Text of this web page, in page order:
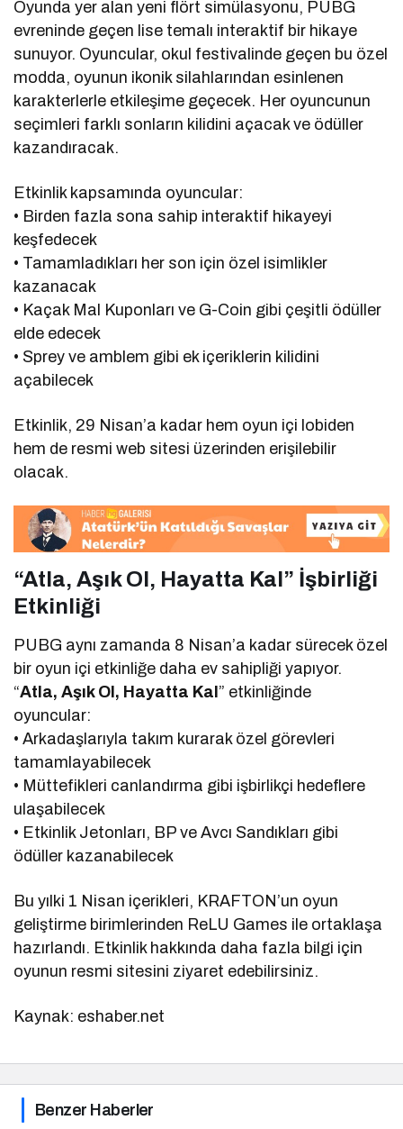
Oyunda yer alan yeni flört simülasyonu, PUBG
evreninde geçen lise temalı interaktif bir hikaye
sunuyor. Oyuncular, okul festivalinde geçen bu özel
modda, oyunun ikonik silahlarından esinlenen
karakterlerle etkileşime geçecek. Her oyuncunun
seçimleri farklı sonların kilidini açacak ve ödüller
kazandıracak.
Etkinlik kapsamında oyuncular:
• Birden fazla sona sahip interaktif hikayeyi
keşfedecek
• Tamamladıkları her son için özel isimlikler
kazanacak
• Kaçak Mal Kuponları ve G-Coin gibi çeşitli ödüller
elde edecek
• Sprey ve amblem gibi ek içeriklerin kilidini
açabilecek
Etkinlik, 29 Nisan’a kadar hem oyun içi lobiden
hem de resmi web sitesi üzerinden erişilebilir
olacak.
“Atla, Aşık Ol, Hayatta Kal” İşbirliği
Etkinliği
PUBG aynı zamanda 8 Nisan’a kadar sürecek özel
bir oyun içi etkinliğe daha ev sahipliği yapıyor.
“Atla, Aşık Ol, Hayatta Kal” etkinliğinde
oyuncular:
• Arkadaşlarıyla takım kurarak özel görevleri
tamamlayabilecek
• Müttefikleri canlandırma gibi işbirlikçi hedeflere
ulaşabilecek
• Etkinlik Jetonları, BP ve Avcı Sandıkları gibi
ödüller kazanabilecek
Bu yılki 1 Nisan içerikleri, KRAFTON’un oyun
geliştirme birimlerinden ReLU Games ile ortaklaşa
hazırlandı. Etkinlik hakkında daha fazla bilgi için
oyunun resmi sitesini ziyaret edebilirsiniz.
Kaynak: eshaber.net
Benzer Haberler